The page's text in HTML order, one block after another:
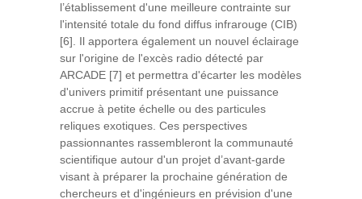
l’établissement d'une meilleure contrainte sur
l'intensité totale du fond diffus infrarouge (CIB)
[6]. Il apportera également un nouvel éclairage
sur l'origine de l'excès radio détecté par
ARCADE [7] et permettra d'écarter les modèles
d'univers primitif présentant une puissance
accrue à petite échelle ou des particules
reliques exotiques. Ces perspectives
passionnantes rassembleront la communauté
scientifique autour d'un projet d’avant-garde
visant à préparer la prochaine génération de
chercheurs et d'ingénieurs en prévision d'une